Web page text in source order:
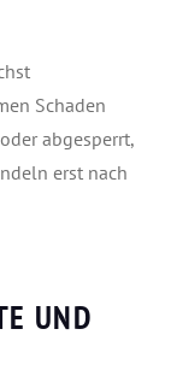
Schaden
abgesperrt,
erst nach
UND